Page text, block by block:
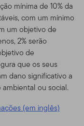
mínima de 10% da
com um mínimo
um objetivo de
2% serão
de
que os seus
dano significativo a
ou social.
(em inglês)